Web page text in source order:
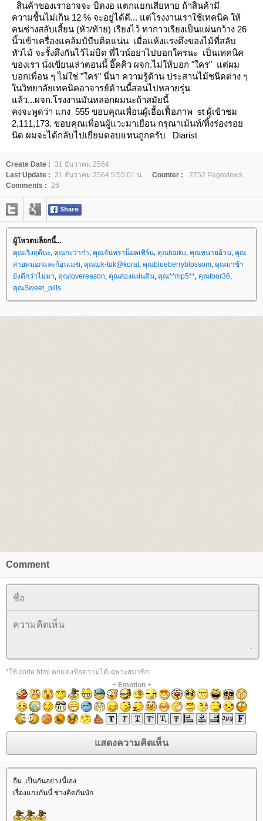
สินค้าของเราอาจจะ บิดงอ แตกแยกเสียหาย ถ้าสินค้ามี
ความชื้นไม่เกิน 12 % จะอยู่ได้ดี... แต่โรงงานเราใช้เทคนิค ห้
คนช่างสลับเสี้ยน (หัว/ท้าย) เรียงไว้ ทากาวเรียงเป็นแผ่นกว้าง 26
นิ้วเข้าเครื่องแคล้มป์บีบติดแน่น เมื่อแห้งแรงดึงของไม้ที่สลับ
หัวไม้ จะรั้งดึงกันไว้ไม่บิด พี่ไวน์อย่าไปบอกใครนะ เป็นเทคนิค
ของเรา นั่งเขียนเล่าตอนนี้ อิ๊คคิว ผจก.ไม่ให้บอก "ใคร" แต่ผม
บอกเพื่อน ๆ ไม่ใช่ "ใคร" นี่นา ความรู้ด้าน ประสานไม้ชนิดต่าง ๆ
นวิทยาลัยเทคนิคอาจารย์ด้านนี้สอนไปหลายรุ่น
ล้ว...ผจก.โรงงานมันหลอกผมนะถ้าสมัยนี้
คงจะพูดว่า แกง 555 ขอบคุณเพื่อนผู้เอื้อเฟื้อภาพ st ผู้เข้าชม
2,111,173. ขอบคุณเพื่อนผู้แวะมาเยือน กรุณาเม้นท์/ทิ้งร่องรอ
นิด ผมจะได้กลับไปเยี่ยมตอบแทนถูกครับ
Diarist
Create Date : 31 ธันวาคม 2564
Last Update : 31 ธันวาคม 2564 5:55:01 น. Counter :
2752 Pageviews.
Comments : 26
ผู้โหวตบล็อกนี้...
คุณเริงฤดีนะ, คุณกะว่าก๋า, คุณจันทราน็อคเทิร์น, คุณhaiku, คุณทนายอ้วน, คุณ
สายหมอกและก้อนเมฆ, คุณtuk-tuk@korat, คุณblueberryblossom, คุณมาช้า
ังดีกว่าไม่มา, คุณlovereason, คุณสองแผ่นดิน, คุณ**mp5**, คุณtoor36,
คุณSweet_pills
Comment
*ใช้ code html ตกแต่งข้อความได้เฉพาะสมาชิก
+ Emotion+
อืม..เป็นกันอย่างนี้เอง
เรื่องแกงกันนี่ ช่างคิดกันนัก